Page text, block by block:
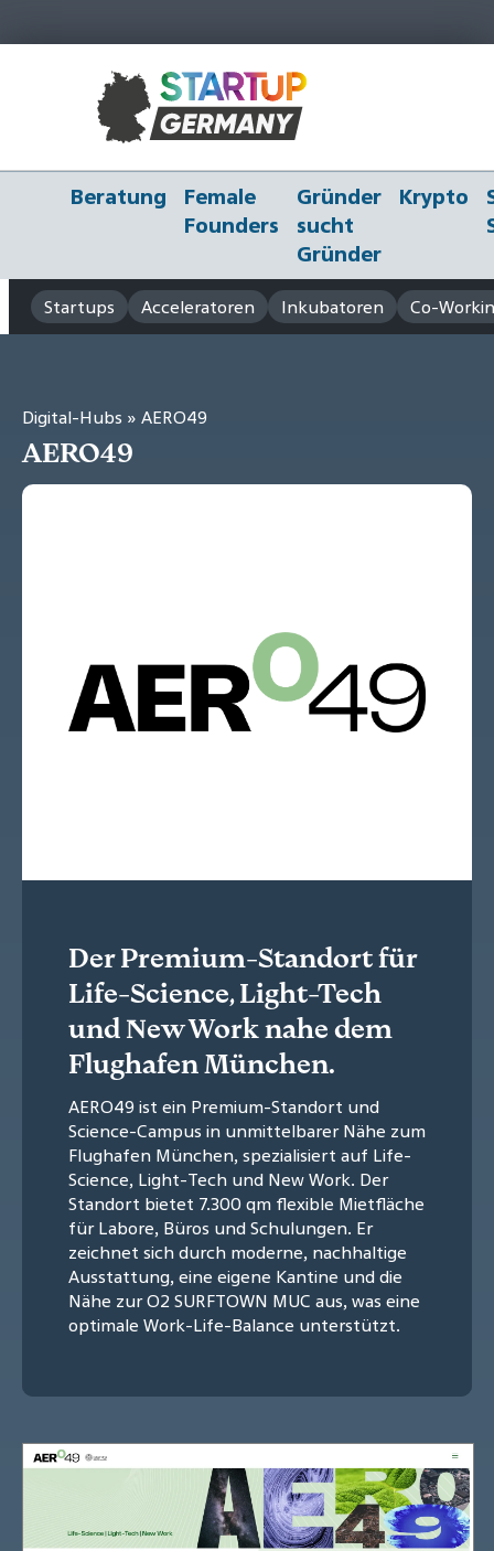
Beratung
Female
Founders
Gründer
sucht
Gründer
Krypto
Startups Acceleratoren Inkubatoren Co-
Digital-Hubs » AERO49
AERO49
Der Premium-Standort für
Life-Science, Light-Tech
und New Work nahe dem
Flughafen München.
AERO49 ist ein Premium-Standort und
Science-Campus in unmittelbarer Nähe zum
Flughafen München, spezialisiert auf Life-
Science, Light-Tech und New Work. Der
Standort bietet 7.300 qm flexible Mietfläche
für Labore, Büros und Schulungen. Er
zeichnet sich durch moderne, nachhaltige
Ausstattung, eine eigene Kantine und die
Nähe zur O2 SURFTOWN MUC aus, was eine
optimale Work-Life-Balance unterstützt.